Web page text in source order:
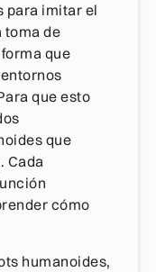
para imitar el
toma de
que
que esto
que
Cada
cómo
humanoides,